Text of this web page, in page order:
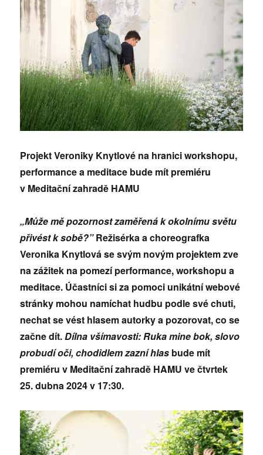
Projekt Veroniky Knytlové na hranici workshopu,
performance a meditace bude mít premiéru
v Meditační zahradě HAMU
„Může mě pozornost zaměřená k okolnímu světu
přivést k sobě?”Režisérka a choreografka
Veronika Knytlová se svým novým projektem zve
na zážitek na pomezí performance, workshopu a
meditace. Účastníci si za pomoci unikátní webové
stránky mohou namíchat hudbu podlesvé chuti,
nechat se vést hlasem autorky a pozorovat, co se
začne dít.Dílna všímavosti: Ruka mine bok, slovo
probudí oči, chodidlem zazní hlas bude mít
premiéru v Meditační zahradě HAMU ve čtvrtek
25. dubna 2024 v 17:30.